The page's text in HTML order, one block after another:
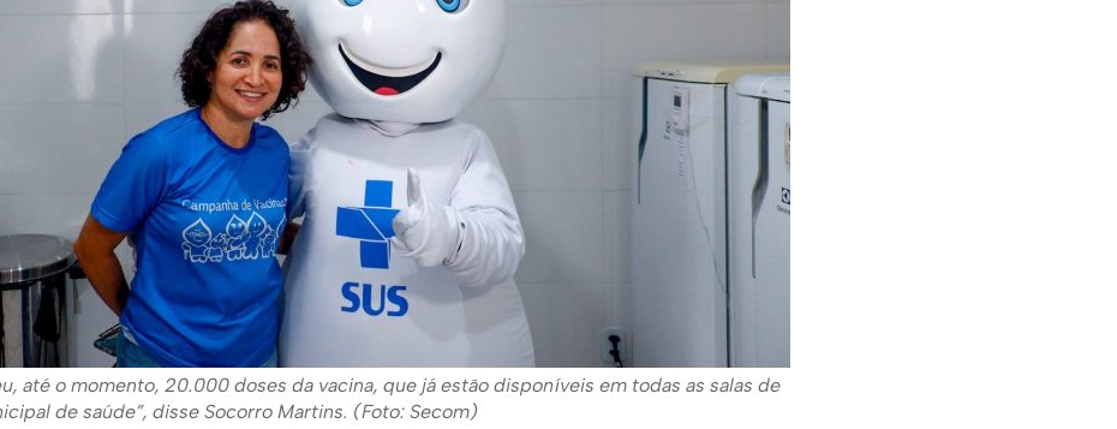
até o momento, 20.000 doses da vacina, que já estão disponíveis em todas as salas de
de saúde”, disse Socorro Martins. (Foto: Secom)